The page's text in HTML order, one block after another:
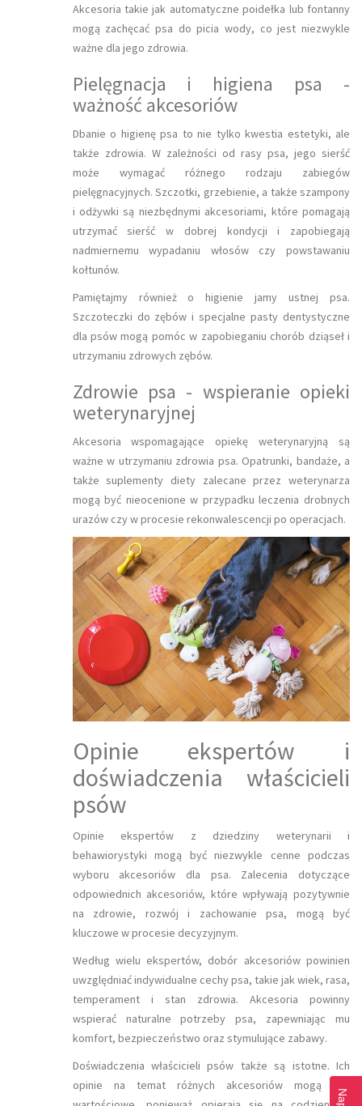
Akcesoria takie jak automatyczne poidełka lub fontanny
mogą zachęcać psa do picia wody, co jest niezwykle
ważne dla jego zdrowia.
Pielęgnacja i higiena psa -
ważność akcesoriów
Dbanie o higienę psa to nie tylko kwestia estetyki, ale
także zdrowia. W zależności od rasy psa, jego sierść
może wymagać różnego rodzaju zabiegów
pielęgnacyjnych. Szczotki, grzebienie, a także szampony
i odżywki są niezbędnymi akcesoriami, które pomagają
utrzymać sierść w dobrej kondycji i zapobiegają
nadmiernemu wypadaniu włosów czy powstawaniu
kołtunów.
Pamiętajmy również o higienie jamy ustnej psa.
Szczoteczki do zębów i specjalne pasty dentystyczne
dla psów mogą pomóc w zapobieganiu chorób dziąseł i
utrzymaniu zdrowych zębów.
Zdrowie psa - wspieranie opieki
weterynaryjnej
Akcesoria wspomagające opiekę weterynaryjną są
ważne w utrzymaniu zdrowia psa. Opatrunki, bandaże, a
także suplementy diety zalecane przez weterynarza
mogą być nieocenione w przypadku leczenia drobnych
urazów czy w procesie rekonwalescencji po operacjach.
Opinie ekspertów i
doświadczenia właścicieli
psów
Opinie ekspertów z dziedziny weterynarii i
behawiorystyki mogą być niezwykle cenne podczas
wyboru akcesoriów dla psa. Zalecenia dotyczące
odpowiednich akcesoriów, które wpływają pozytywnie
na zdrowie, rozwój i zachowanie psa, mogą być
kluczowe w procesie decyzyjnym.
Według wielu ekspertów, dobór akcesoriów powinien
uwzględniać indywidualne cechy psa, takie jak wiek, rasa,
temperament i stan zdrowia. Akcesoria powinny
wspierać naturalne potrzeby psa, zapewniając mu
komfort, bezpieczeństwo oraz stymulujące zabawy.
Doświadczenia właścicieli psów także są istotne. Ich
opinie na temat różnych akcesoriów mogą być